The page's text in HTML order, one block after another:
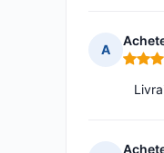
A
Note :